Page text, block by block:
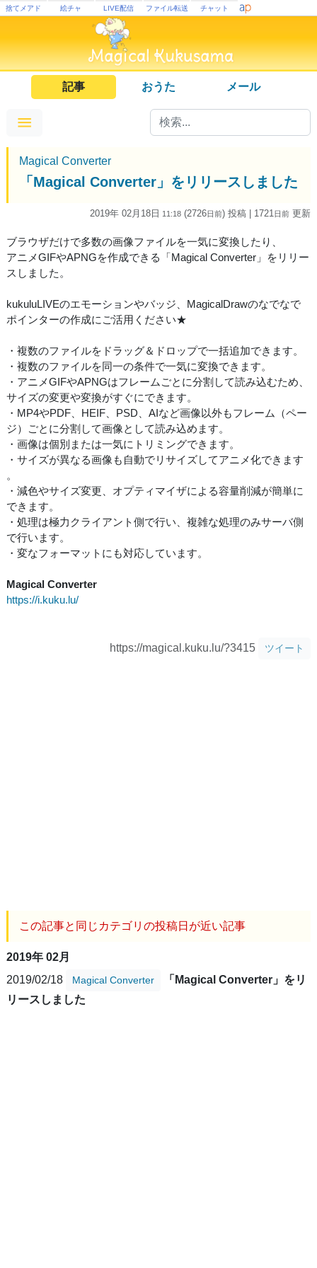
捨てメアド 絵チャ LIVE配信 ファイル転送 チャット
記事 おうた メール
Magical Converter
「Magical Converter」をリリースしました
2019年 02月18日 11:18 (2726日前) 投稿 | 1721 日前 更新
ブラウザだけで多数の画像ファイルを一気に変換したり、
アニメGIFやAPNGを作成できる「Magical Converter」をリリー
スしました。
kukuluLIVEのエモーションやバッジ、MagicalDrawのなでなで
ポインターの作成にご活用ください★
・複数のファイルをドラッグ＆ドロップで一括追加できます。
・複数のファイルを同一の条件で一気に変換できます。
・アニメGIFやAPNGはフレームごとに分割して読み込むため、
サイズの変更や変換がすぐにできます。
・MP4やPDF、HEIF、PSD、AIなど画像以外もフレーム（ペー
ジ）ごとに分割して画像として読み込めます。
・画像は個別または一気にトリミングできます。
・サイズが異なる画像も自動でリサイズしてアニメ化できます
。
・減色やサイズ変更、オプティマイザによる容量削減が簡単に
できます。
・処理は極力クライアント側で行い、複雑な処理のみサーバ側
で行います。
・変なフォーマットにも対応しています。
Magical Converter
https://i.kuku.lu/
https://magical.kuku.lu/?3415 ツイート
この記事と同じカテゴリの投稿日が近い記事
2019年 02月
2019/02/18
Magical Converter
「Magical Converter」をリ
リースしました